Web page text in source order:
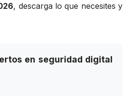
, descarga lo que necesites y
en seguridad digital